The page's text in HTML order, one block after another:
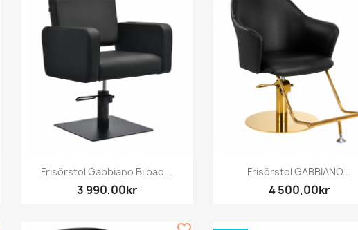
Snabbvy
Frisörstol Gabbiano Bilbao...
3 990,00kr
Snabbvy
Frisörstol GABBIANO...
4 500,00kr